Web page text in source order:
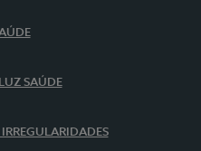
SAÚDE